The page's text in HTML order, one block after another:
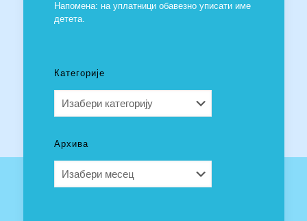
Напомена: на уплатници обавезно уписати име
детета.
Категорије
Архива